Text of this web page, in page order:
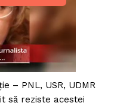
– PNL, USR, UDMR
să reziste acestei